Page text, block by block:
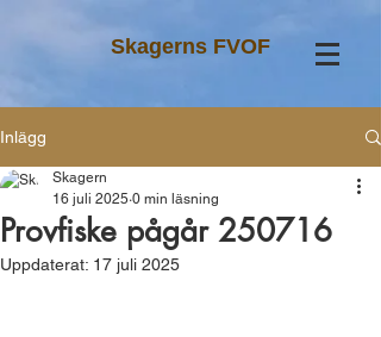
Skagerns FVOF
Inlägg
Provfiske pågår 250716
Skagern
16 juli 2025 0 min läsning
Uppdaterat: 17 juli 2025